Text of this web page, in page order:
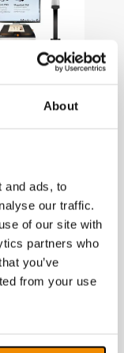
About
and ads, to
our traffic.
of our site with
partners who
you’ve
from your use